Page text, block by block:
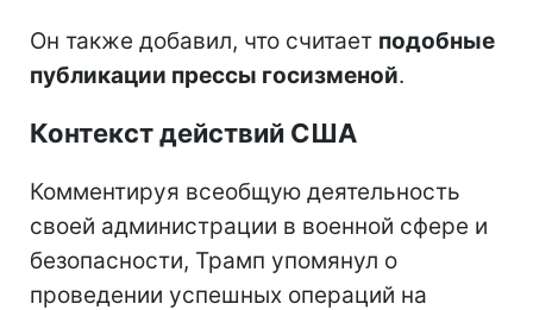
Он также добавил, что считает подобные
публикации прессы госизменой.
Контекст действий США
Комментируя всеобщую деятельность
своей администрации в военной сфере и
безопасности, Трамп упомянул о
проведении успешных операций на